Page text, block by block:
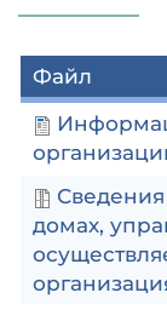
Файл
домах,